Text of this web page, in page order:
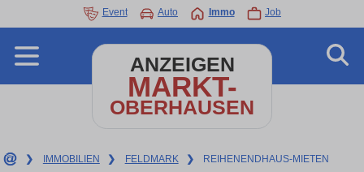
Event Auto Immo Job
ANZEIGEN
MARKT-
OBERHAUSEN
❯ IMMOBILIEN ❯ FELDMARK ❯ REIHENENDHAUS-MIETEN